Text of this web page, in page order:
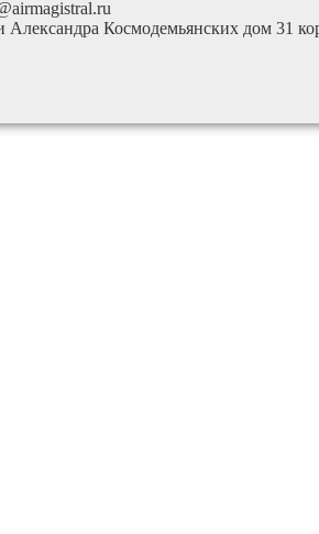
Александра Космодемьянских дом 31